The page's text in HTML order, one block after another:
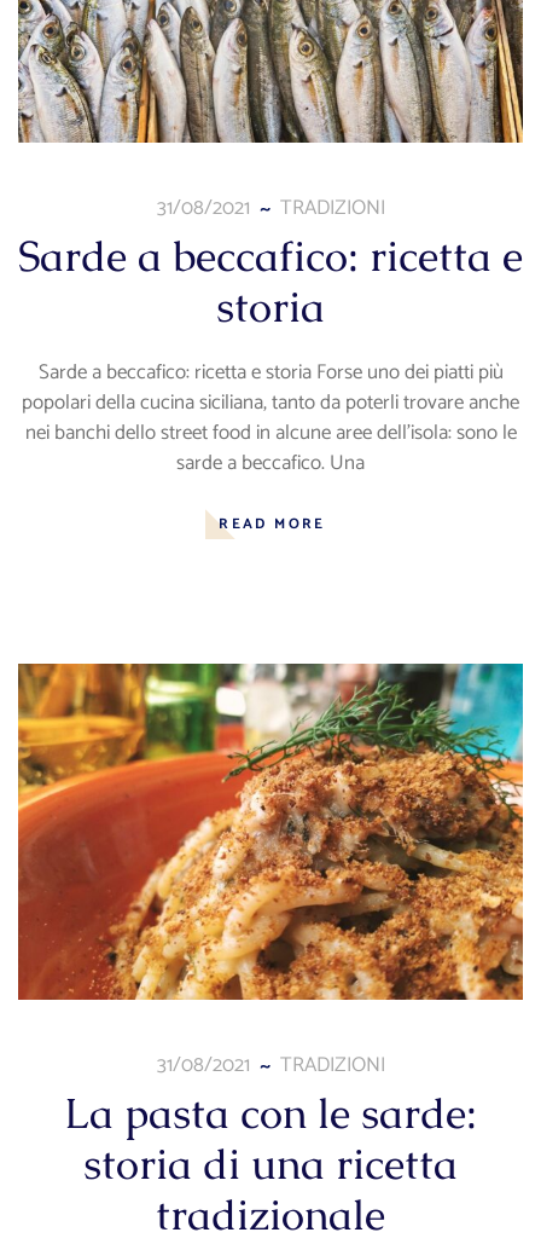
31/08/2021 TRADIZIONI
Sarde a beccafico: ricetta e
storia
Sarde a beccafico: ricetta e storia Forse uno dei piatti più
popolari della cucina siciliana, tanto da poterli trovare anche
nei banchi dello street food in alcune aree dell’isola: sono le
sarde a beccafico. Una
READ MORE
31/08/2021 TRADIZIONI
La pasta con le sarde:
storia di una ricetta
tradizionale